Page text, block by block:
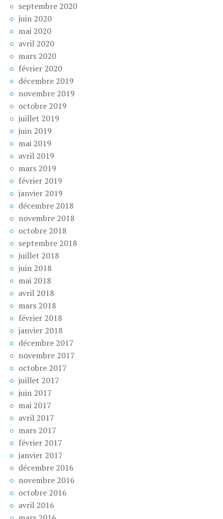
septembre 2020
juin 2020
mai 2020
avril 2020
mars 2020
février 2020
décembre 2019
novembre 2019
octobre 2019
juillet 2019
juin 2019
mai 2019
avril 2019
mars 2019
février 2019
janvier 2019
décembre 2018
novembre 2018
octobre 2018
septembre 2018
juillet 2018
juin 2018
mai 2018
avril 2018
mars 2018
février 2018
janvier 2018
décembre 2017
novembre 2017
octobre 2017
juillet 2017
juin 2017
mai 2017
avril 2017
mars 2017
février 2017
janvier 2017
décembre 2016
novembre 2016
octobre 2016
avril 2016